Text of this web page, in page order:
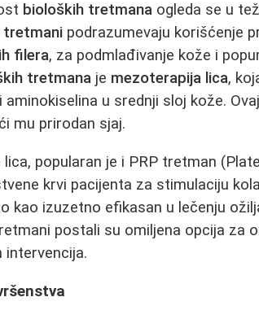
bioloških tretmana ogleda se u
tretmani podrazumevaju korišćenje
filera, za podmlađivanje kože i
tretmana je mezoterapija lica,
aminokiselina u srednji sloj kože.
mu prirodan sjaj.
popularan je i PRP tretman
krvi pacijenta za stimulaciju
kao izuzetno efikasan u lečenju
postali su omiljena opcija za
intervencija.